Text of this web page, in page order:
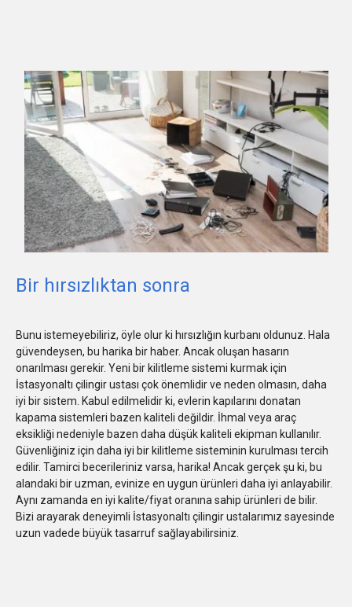
Bir hırsızlıktan sonra
Bunu istemeyebiliriz, öyle olur ki hırsızlığın kurbanı oldunuz. Hala
güvendeysen, bu harika bir haber. Ancak oluşan hasarın
onarılması gerekir. Yeni bir kilitleme sistemi kurmak için
İstasyonaltı çilingir ustası çok önemlidir ve neden olmasın, daha
iyi bir sistem. Kabul edilmelidir ki, evlerin kapılarını donatan
kapama sistemleri bazen kaliteli değildir. İhmal veya araç
eksikliği nedeniyle bazen daha düşük kaliteli ekipman kullanılır.
Güvenliğiniz için daha iyi bir kilitleme sisteminin kurulması tercih
edilir. Tamirci becerileriniz varsa, harika! Ancak gerçek şu ki, bu
alandaki bir uzman, evinize en uygun ürünleri daha iyi anlayabilir.
Aynı zamanda en iyi kalite/fiyat oranına sahip ürünleri de bilir.
Bizi arayarak deneyimli İstasyonaltı çilingir ustalarımız sayesinde
uzun vadede büyük tasarruf sağlayabilirsiniz.